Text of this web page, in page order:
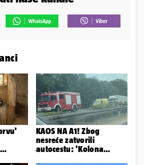
KAOS NA A1! Zbog
nesreće zatvorili
autocestu: 'Kolona